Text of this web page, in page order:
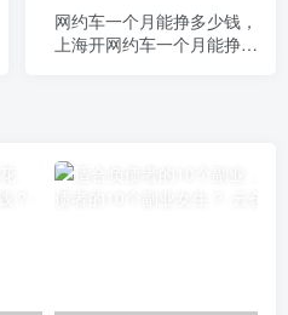
网约车一个月能挣多少钱，
上海开网约车一个月能挣多